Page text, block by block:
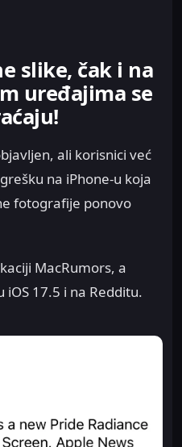
slike, čak i na
uređajima se
ali korisnici već
na iPhone-u koja
fotografije ponovo
MacRumors, a
iOS 17.5 i na Redditu.